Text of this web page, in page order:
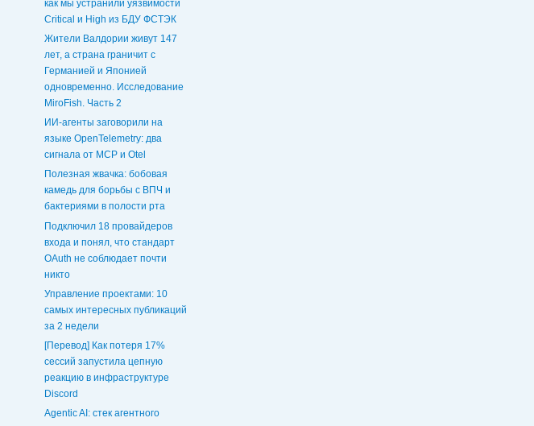
как мы устранили уязвимости
Critical и High из БДУ ФСТЭК
Жители Валдории живут 147
лет, а страна граничит с
Германией и Японией
одновременно. Исследование
MiroFish. Часть 2
ИИ-агенты заговорили на
языке OpenTelemetry: два
сигнала от MCP и Otel
Полезная жвачка: бобовая
камедь для борьбы с ВПЧ и
бактериями в полости рта
Подключил 18 провайдеров
входа и понял, что стандарт
OAuth не соблюдает почти
никто
Управление проектами: 10
самых интересных публикаций
за 2 недели
[Перевод] Как потеря 17%
сессий запустила цепную
реакцию в инфраструктуре
Discord
Agentic AI: стек агентного